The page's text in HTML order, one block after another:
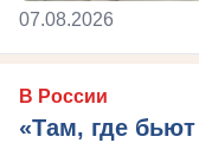
07.08.2026
В России
«Там, где